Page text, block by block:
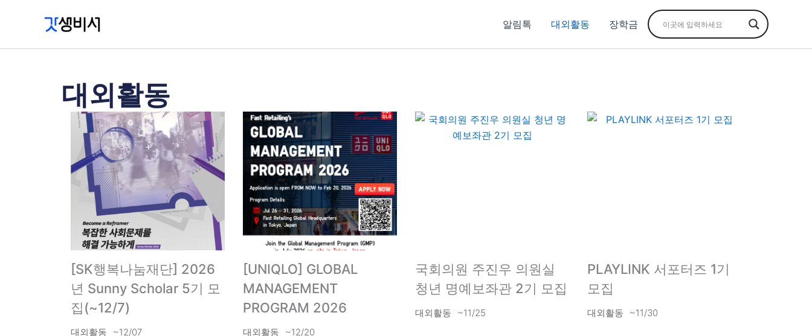
알림톡 대외활동 장학금
대외활동
[SK행복나눔재단] 2026
년 Sunny Scholar 5기 모
집(~12/7)
대외활동 ~12/07
[UNIQLO] GLOBAL
MANAGEMENT
PROGRAM 2026
대외활동 ~12/20
국회의원 주진우 의원실
청년 명예보좌관 2기 모집
대외활동 ~11/25
PLAYLINK 서포터즈 1기
모집
대외활동 ~11/30